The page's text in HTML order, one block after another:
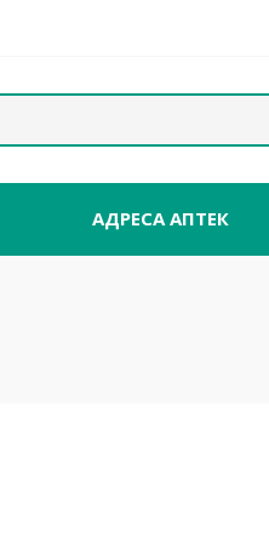
АДРЕСА АПТЕК